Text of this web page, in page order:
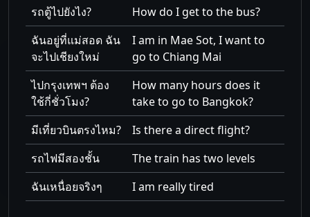
รถตู้ไปยังไง?
How do I get to the bus?
ฉันอยู่ที่แม่สอด ฉัน
จะไปเชียงใหม่
I am in Mae Sot, I want to
go to Chiang Mai
ไปกรุงเทพฯ ต้อง
ใช้กี่ชั่วโมง?
How many hours does it
take to go to Bangkok?
มีเที่ยวบินตรงไหม?
Is there a direct flight?
รถไฟมีสองชั้น
The train has two levels
ฉันเหนื่อยจริงๆ
I am really tired